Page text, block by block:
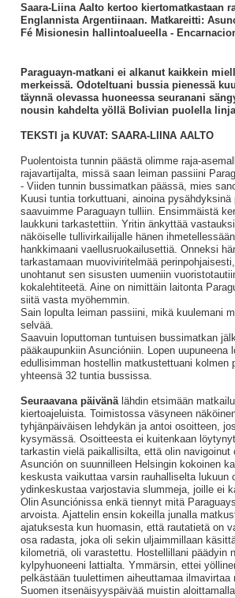
Saara-Liina Aalto kertoo kiertomatkastaan
Englannista Argentiinaan. Matkareitti:
Fé Misionesin hallintoalueella -
Paraguayn-matkani ei alkanut kaikkein
merkeissä. Odoteltuani bussia pienessä
täynnä olevassa huoneessa seuranani
nousin kahdelta yöllä Bolivian puolella
TEKSTI ja KUVAT: SAARA-LIINA AALTO
Puolentoista tunnin päästä olimme raja-
rajavartijalta, missä saan leiman passiini
- Viiden tunnin bussimatkan päässä, mies
Kuusi tuntia torkuttuani, ainoina pysähdyksinä
saavuimme Paraguayn tulliin. Ensimmäistä
laukkuni tarkastettiin. Yritin änkyttää
näköiselle tullivirkailijalle hänen
hankkimaani vaellusruokailusettiä. Onneksi
tarkastamaan muoviviritelmää
unohtanut sen sisusten uumeniin
kokalehtiteetä. Aine on nimittäin laitonta
siitä vasta myöhemmin.
Sain lopulta leiman passiini, mikä kuulemani
selvää.
Saavuin loputtoman tuntuisen bussimatkan
pääkaupunkiin Asuncióniin. Lopen uupuneena
edullisimman hostellin matkustettuani kolmen
yhteensä 32 tuntia bussissa.
Seuraavana päivänälähdin etsimään
kiertoajeluista. Toimistossa väsyneen
tyhjänpäiväisen lehdykän ja antoi osoitteen,
kysymässä. Osoitteesta ei kuitenkaan
tarkastin vielä paikallisilta, että olin navigoinut
Asunción on suunnilleen Helsingin kokoinen
keskusta vaikuttaa varsin rauhalliselta lukuun
ydinkeskustaa varjostavia slummeja, joille ei
Olin Asunciónissa enkä tiennyt mitä
arvoista. Ajattelin ensin kokeilla junalla
ajatuksesta kun huomasin, että rautatietä on
osa radasta, joka oli sekin uljaimmillaan
kilometriä, oli varastettu. Hostellillani päädyin
kylpyhuoneeni lattialta. Ymmärsin, ettei
pelkästään tuulettimen aiheuttamaa ilmavirtaa
Suomen itsenäisyyspäivää muistin